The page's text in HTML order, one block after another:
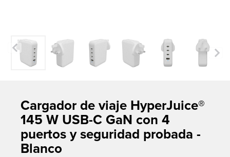
Previous Next
Cargador de viaje HyperJuice®
145 W USB-C GaN con 4
puertos y seguridad probada -
Blanco